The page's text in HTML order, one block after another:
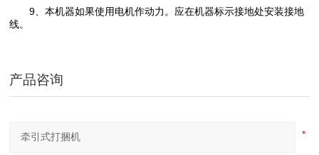
9、本机器如果使用电机作动力。应在机器标示接地处安装接地
线。
产品咨询